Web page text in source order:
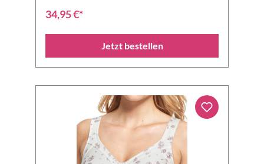
34,95 €*
Jetzt bestellen